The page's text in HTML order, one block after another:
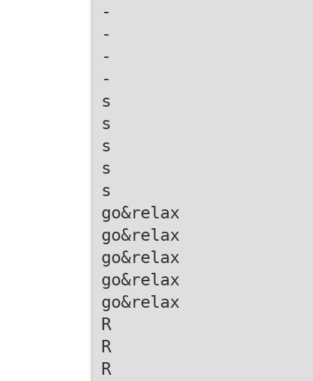
-
-
-
-
s
s
s
s
s
go&relax
go&relax
go&relax
go&relax
go&relax
R
R
R